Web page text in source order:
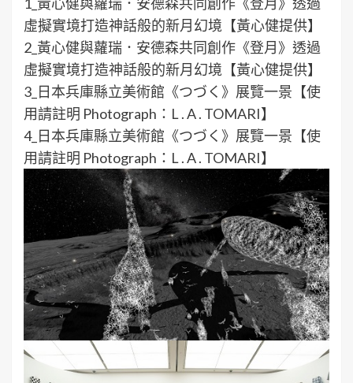
虛擬實境打造神話般的新月幻境【黃心健提供】
2_黃心健與蘿瑞．安德森共同創作《登月》透過
虛擬實境打造神話般的新月幻境【黃心健提供】
3_日本兵庫縣立美術館《つづく》展覽一景【使
用請註明 Photograph：L . A . TOMARI】
4_日本兵庫縣立美術館《つづく》展覽一景【使
用請註明 Photograph：L . A . TOMARI】